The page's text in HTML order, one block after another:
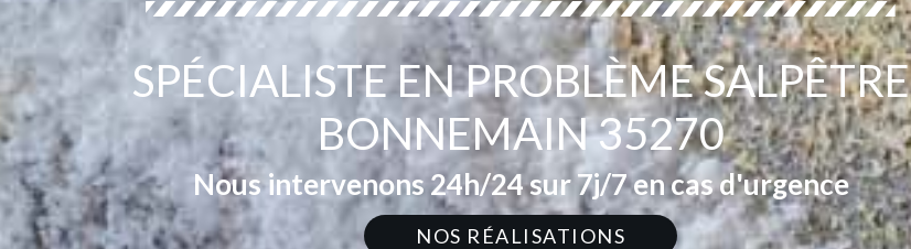
SPÉCIALISTE EN PROBLÈME SALPÊTRE
BONNEMAIN 35270
Nous intervenons 24h/24 sur 7j/7 en cas d'urgence
NOS RÉALISATIONS